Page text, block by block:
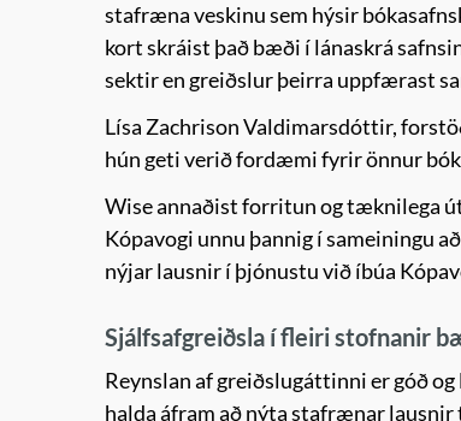
stafræna veskinu sem hýsir
kort skráist það bæði í lánaskrá
sektir en greiðslur þeirra uppfærast
Lísa Zachrison Valdimarsdóttir,
hún geti verið fordæmi fyrir önnur
Wise annaðist forritun og tæknilega
Kópavogi unnu þannig í sameiningu
nýjar lausnir í þjónustu við íbúa
Sjálfsafgreiðsla í fleiri stofnanir
Reynslan af greiðslugáttinni er góð
halda áfram að nýta stafrænar